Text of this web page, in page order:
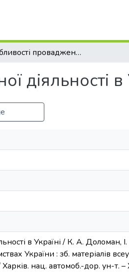
Особливості провадження інноваційної діяльності в Україні
діяльності в
в Україні / К. А. Доломан,
України : зб. матеріалів
Харків. нац. автомоб.-дор. ун-т.